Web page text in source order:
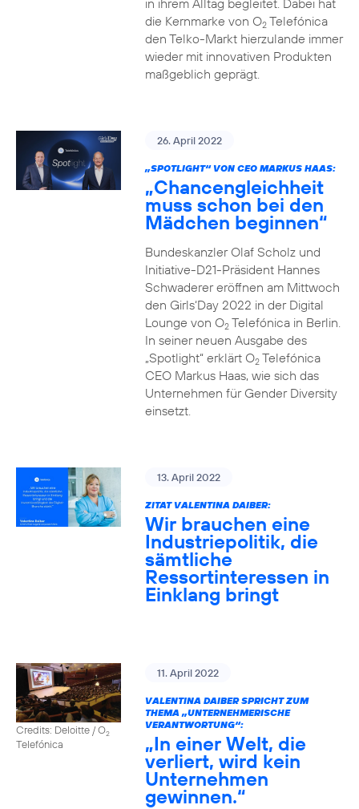
in ihrem Alltag begleitet. Dabei hat
die Kernmarke von O2Telefónica
den Telko-Markt hierzulande immer
wieder mit innovativen Produkten
maßgeblich geprägt.
26. April 2022
„SPOTLIGHT“ VON CEO MARKUS HAAS:
„Chancengleichheit
muss schon bei den
Mädchen beginnen“
Bundeskanzler Olaf Scholz und
Initiative-D21-Präsident Hannes
Schwaderer eröffnen am Mittwoch
den Girls‘Day 2022 in der Digital
Lounge von O2Telefónica in Berlin.
In seiner neuen Ausgabe des
„Spotlight“ erklärt O2Telefónica
CEO Markus Haas, wie sich das
Unternehmen für Gender Diversity
einsetzt.
13. April 2022
ZITAT VALENTINA DAIBER:
Wir brauchen eine
Industriepolitik, die
sämtliche
Ressortinteressen in
Einklang bringt
Credits: Deloitte / O2
Telefónica
11. April 2022
VALENTINA DAIBER SPRICHT ZUM
THEMA „UNTERNEHMERISCHE
VERANTWORTUNG“:
„In einer Welt, die
verliert, wird kein
Unternehmen
gewinnen.“